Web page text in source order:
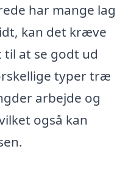
har mange lag
kan det kræve
at se godt ud
typer træ
arbejde og
også kan